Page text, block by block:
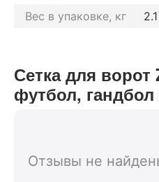
Вес в упаковке, кг 2.1
Сетка для ворот
футбол,
Отзывы не